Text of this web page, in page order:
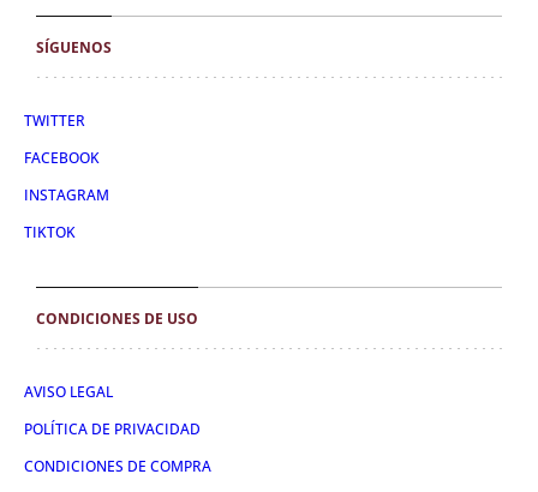
SÍGUENOS
TWITTER
FACEBOOK
INSTAGRAM
TIKTOK
CONDICIONES DE USO
AVISO LEGAL
POLÍTICA DE PRIVACIDAD
CONDICIONES DE COMPRA